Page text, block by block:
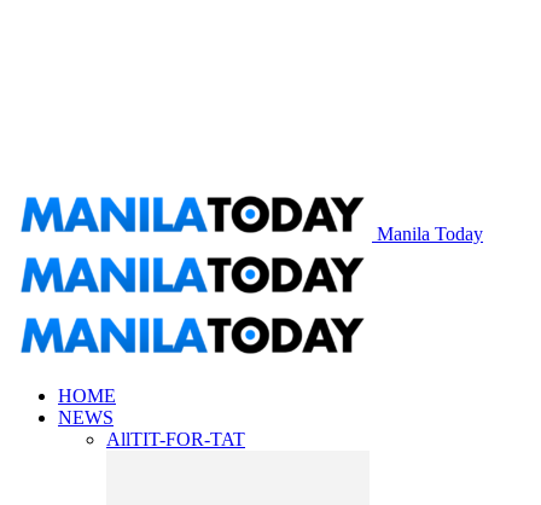
Manila Today
HOME
NEWS
AllTIT-FOR-TAT